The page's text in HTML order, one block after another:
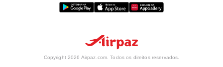
Copyright 2026 Airpaz.com. Todos os direitos reservados.